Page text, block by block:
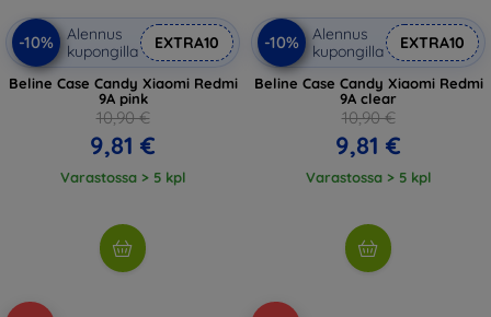
-10%
Alennus
kupongilla
EXTRA10
Beline Case Candy Xiaomi Redmi
9A pink
10,90 €
9,81 €
Varastossa > 5 kpl
-10%
Alennus
kupongilla
EXTRA10
Beline Case Candy Xiaomi Redmi
9A clear
10,90 €
9,81 €
Varastossa > 5 kpl